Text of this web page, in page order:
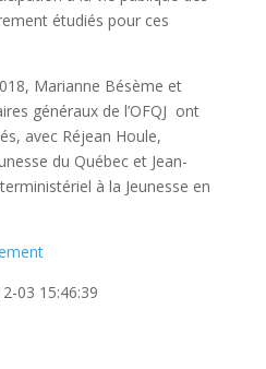
étudiés pour ces
Marianne Bésème et
généraux de l’OFQJ ont
avec Réjean Houle,
du Québec et Jean-
à la Jeunesse en
03 15:46:39